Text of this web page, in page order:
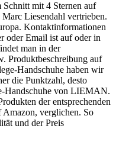
mit 4 Sternen auf
Liesendahl vertrieben.
Kontaktinformationen
oder Email ist auf oder in
man in der
Produktbeschreibung auf
Handschuhe haben wir
die Punktzahl, desto
Handschuhe von LIEMAN.
der entsprechenden
verglichen. So
und der Preis